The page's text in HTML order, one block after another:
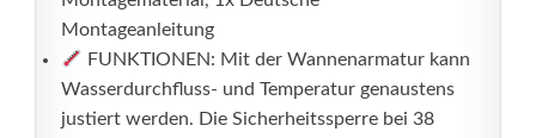
Montageanleitung
FUNKTIONEN: Mit der Wannenarmatur kann
Wasserdurchfluss- und Temperatur genaustens
justiert werden. Die Sicherheitssperre bei 38